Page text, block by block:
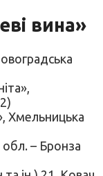
вина»
Хмельницька
обл. – Бронза